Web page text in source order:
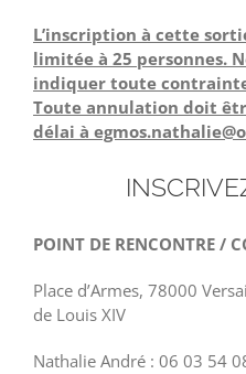
L’inscription à cette
limitée à 25 personnes.
indiquer toute
Toute annulation doit
délai à
POINT DE RENCONTRE /
Place d’Armes, 78000
de Louis XIV
Nathalie André : 06 03 54